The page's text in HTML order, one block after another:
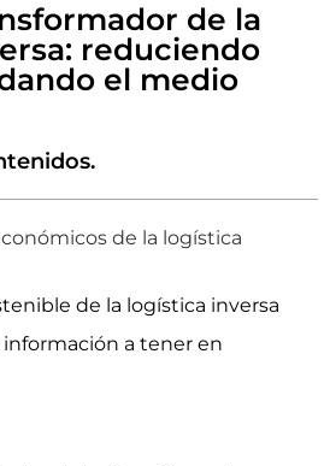
de la
reduciendo
el medio
de la logística
de la logística inversa
a tener en